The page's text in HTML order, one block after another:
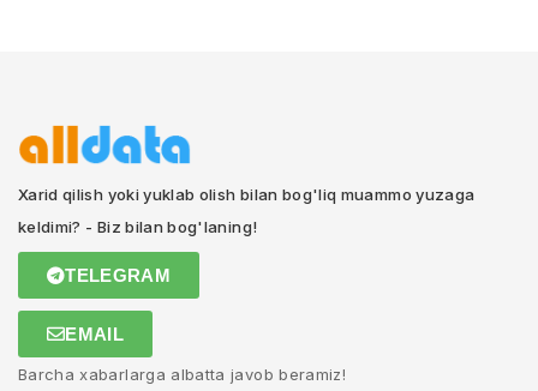
Xarid qilish yoki yuklab olish bilan bog'liq muammo yuzaga
keldimi? - Biz bilan bog'laning!
TELEGRAM
EMAIL
Barcha xabarlarga albatta javob beramiz!